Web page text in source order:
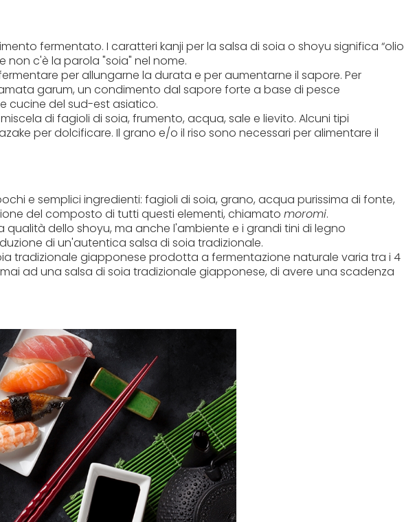
fermentato. I caratteri kanji per la salsa di soia o shoyu significa “olio
non c'è la parola "soia" nel nome.
per allungarne la durata e per aumentarne il sapore. Per
garum, un condimento dal sapore forte a base di pesce
cucine del sud-est asiatico.
di fagioli di soia, frumento, acqua, sale e lievito. Alcuni tipi
per dolcificare. Il grano e/o il riso sono necessari per alimentare il
e semplici ingredienti: fagioli di soia, grano, acqua purissima di fonte,
del composto di tutti questi elementi, chiamato moromi.
dello shoyu, ma anche l'ambiente e i grandi tini di legno
di un'autentica salsa di soia tradizionale.
tradizionale giapponese prodotta a fermentazione naturale varia tra i 4
ad una salsa di soia tradizionale giapponese, di avere una scadenza